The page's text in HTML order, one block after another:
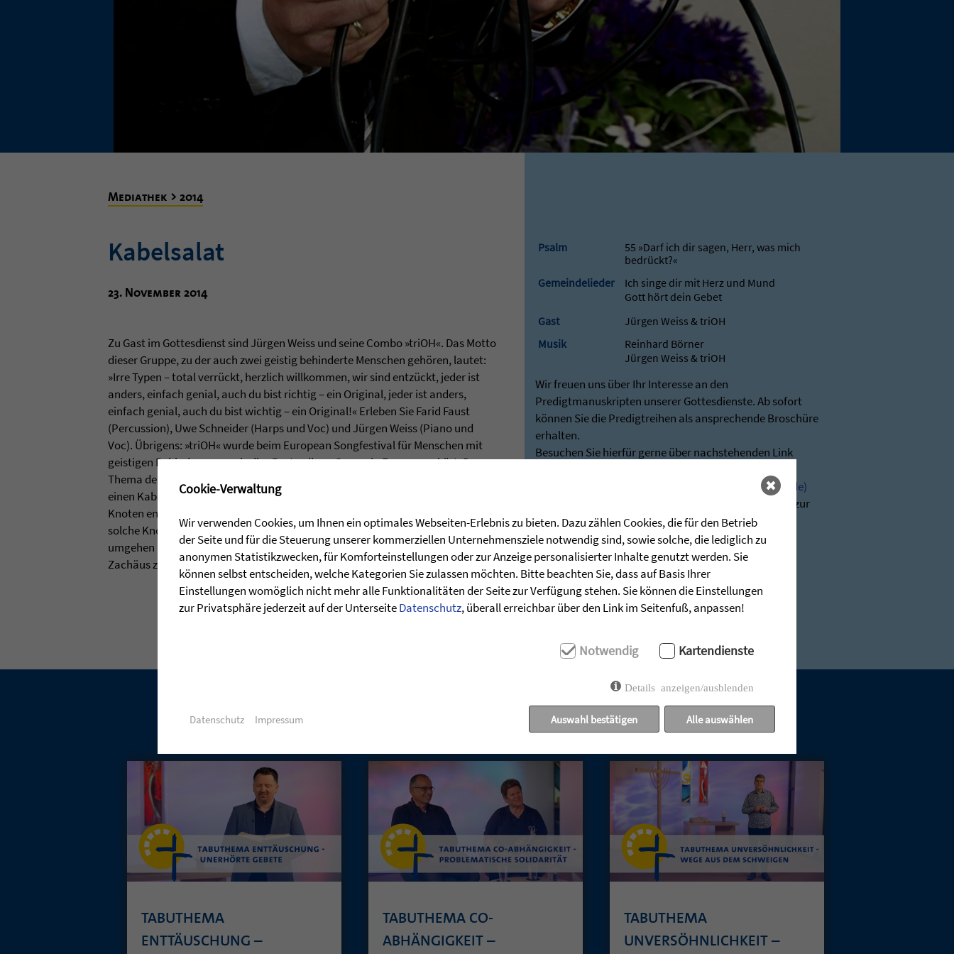
Mediathek > 2014
Kabelsalat
23. November 2014
Zu Gast im Gottesdienst sind Jürgen Weiss und seine Combo »triOH«. Das Motto
dieser Gruppe, zu der auch zwei geistig behinderte Menschen gehören, lautet:
»Irre Typen – total verrückt, herzlich willkommen, wir sind entzückt, jeder ist
anders, einfach genial, auch du bist richtig – ein Original, jeder ist anders,
einfach genial, auch du bist wichtig – ein Original!« Erleben Sie Farid Faust
(Percussion), Uwe Schneider (Harps und Voc) und Jürgen Weiss (Piano und
Voc). Übrigens: »triOH« wurde beim European Songfestival für Menschen mit
geistigen Behinderungen als die »Besten ihres Genres in Europa« gekürt. Das
Thema der Predigt von Pfarrer Heiko Bräuning lautet »Kabelsalat«. Und er hat
einen Kabelsalat dabei und zeigt, wie oft durch solch ein Durcheinander auch
Knoten entstehen, die schwer aufzulösen sind. Heiko Bräuning meint, dass
solche Knoten auch im Lebensfaden entstehen können. Wie man damit
umgehen kann, versucht er anhand von Lukas 19 und der Geschichte über
Zachäus zu erklären.
Psalm
55 »Darf ich dir sagen, Herr, was mich
bedrückt?«
Gemeindelieder
Ich singe dir mit Herz und Mund
Gott hört dein Gebet
Gast
Jürgen Weiss & triOH
Musik
Reinhard Börner
Jürgen Weiss & triOH
Wir freuen uns über Ihr Interesse an den
Predigtmanuskripten unserer Gottesdienste. Ab sofort
können Sie die Predigtreihen als ansprechende Broschüre
erhalten.
Besuchen Sie hierfür gerne über nachstehenden Link
Predigten - Die Zieglerschen (stunde-des-hoechsten.de)
Bei Rückfragen stehen wir Ihnen jederzeit sehr gerne zur
Verfügung:
post@stunde-des-hoechsten.de
UNSERE AKTUELLEN GOTTESDIENSTE:
TABUTHEMA
ENTTÄUSCHUNG –
TABUTHEMA CO-
ABHÄNGIGKEIT –
TABUTHEMA
UNVERSÖHNLICHKEIT –
Cookie-Verwaltung
Wir verwenden Cookies, um Ihnen ein optimales Webseiten-Erlebnis zu bieten. Dazu zählen Cookies, die für den Betrieb
der Seite und für die Steuerung unserer kommerziellen Unternehmensziele notwendig sind, sowie solche, die lediglich zu
anonymen Statistikzwecken, für Komforteinstellungen oder zur Anzeige personalisierter Inhalte genutzt werden. Sie
können selbst entscheiden, welche Kategorien Sie zulassen möchten. Bitte beachten Sie, dass auf Basis Ihrer
Einstellungen womöglich nicht mehr alle Funktionalitäten der Seite zur Verfügung stehen. Sie können die Einstellungen
zur Privatsphäre jederzeit auf der UnterseiteDatenschutz, überall erreichbar über den Link im Seitenfuß, anpassen!
Notwendig Kartendienste
Details anzeigen/ausblenden
Auswahl bestätigen Alle auswählen
Datenschutz Impressum